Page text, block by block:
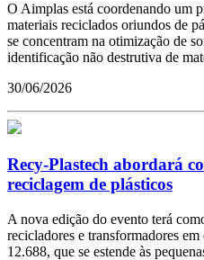
O Aimplas está coordenando um
materiais reciclados oriundos de
se concentram na otimização de
identificação não destrutiva de
30/06/2026
Recy-Plastech abordará
reciclagem de plásticos
A nova edição do evento terá
recicladores e transformadores
12.688, que se estende às